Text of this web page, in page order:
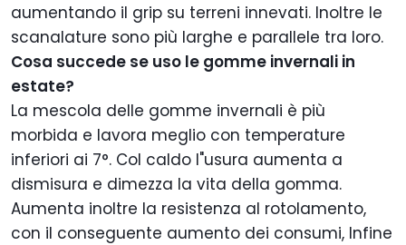
aumentando il grip su terreni innevati. Inoltre le
scanalature sono più larghe e parallele tra loro.
Cosa succede se uso le gomme invernali in
estate?
La mescola delle gomme invernali è più
morbida e lavora meglio con temperature
inferiori ai 7°. Col caldo l"usura aumenta a
dismisura e dimezza la vita della gomma.
Aumenta inoltre la resistenza al rotolamento,
con il conseguente aumento dei consumi, Infine